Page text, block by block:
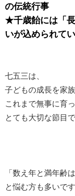
の伝統行事
★千歳飴には「
いが込められて
七五三は、
子どもの成長を家
これまで無事に育
とても大切な節目で
「数え年と満年齢
と悩む方も多いです